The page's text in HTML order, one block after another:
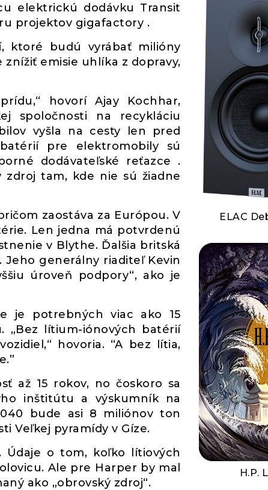
elektrickú dodávku Transit
projektov gigafactory .
ktoré budú vyrábať milióny
emisie uhlíka z dopravy,
hovorí Ajay Kochhar,
spoločnosti na recykláciu
vyšla na cesty len pred
pre elektromobily sú
dodávateľské reťazce .
tam, kde nie sú žiadne
zaostáva za Európou. V
Len jedna má potvrdenú
v Blythe. Ďalšia britská
generálny riaditeľ Kevin
úroveň podpory“, ako je
je potrebných viac ako 15
„Bez lítium-iónových batérií
hovoria. “A bez lítia,
až 15 rokov, no čoskoro sa
inštitútu a výskumník na
bude asi 8 miliónov ton
Veľkej pyramídy v Gíze.
Údaje o tom, koľko lítiových
Ale pre Harper by mal
ako „obrovský zdroj“.
ELAC
H.P.